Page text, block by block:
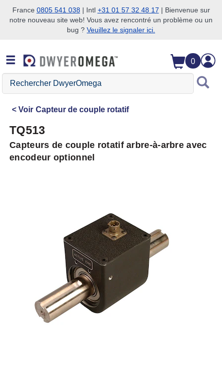
Passer à la recherche
Passer au contenu principal
Passer à la navigation
France 0805 541 038| Intl +31 01 57 32 48 17 | Bienvenue sur
notre nouveau site web! Vous avez rencontré un problème ou un
bug ? Veuillez le signaler ici.
0
Rechercher
DwyerOmega
Voir Capteur de couple rotatif
TQ513
Capteurs de couple rotatif arbre-à-arbre avec
encodeur optionnel